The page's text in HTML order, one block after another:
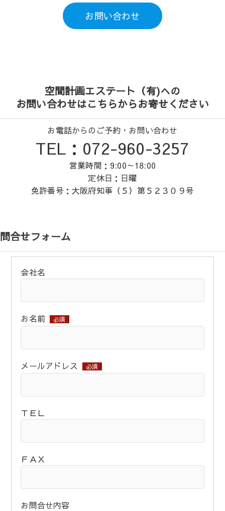
お問い合わせ
空間計画エステート（有)への
お問い合わせはこちらからお寄せください
お電話からのご予約・お問い合わせ
TEL：072-960-3257
営業時間：9:00～18:00
定休日：日曜
免許番号：大阪府知事（５）第５２３０９号
問合せフォーム
会社名
お名前 必須
メールアドレス 必須
ＴＥＬ
ＦＡＸ
お問合せ内容